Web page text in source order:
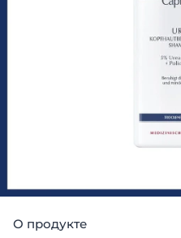
О продукте